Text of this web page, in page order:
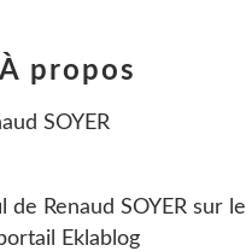
À propos
de Renaud SOYERsur le
Eklablog